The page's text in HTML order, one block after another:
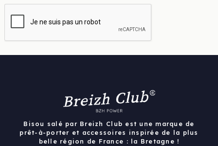
Bisou salé par Breizh Club est une marque de
prêt-à-porter et accessoires inspirée de la plus
belle région de France : la Bretagne !